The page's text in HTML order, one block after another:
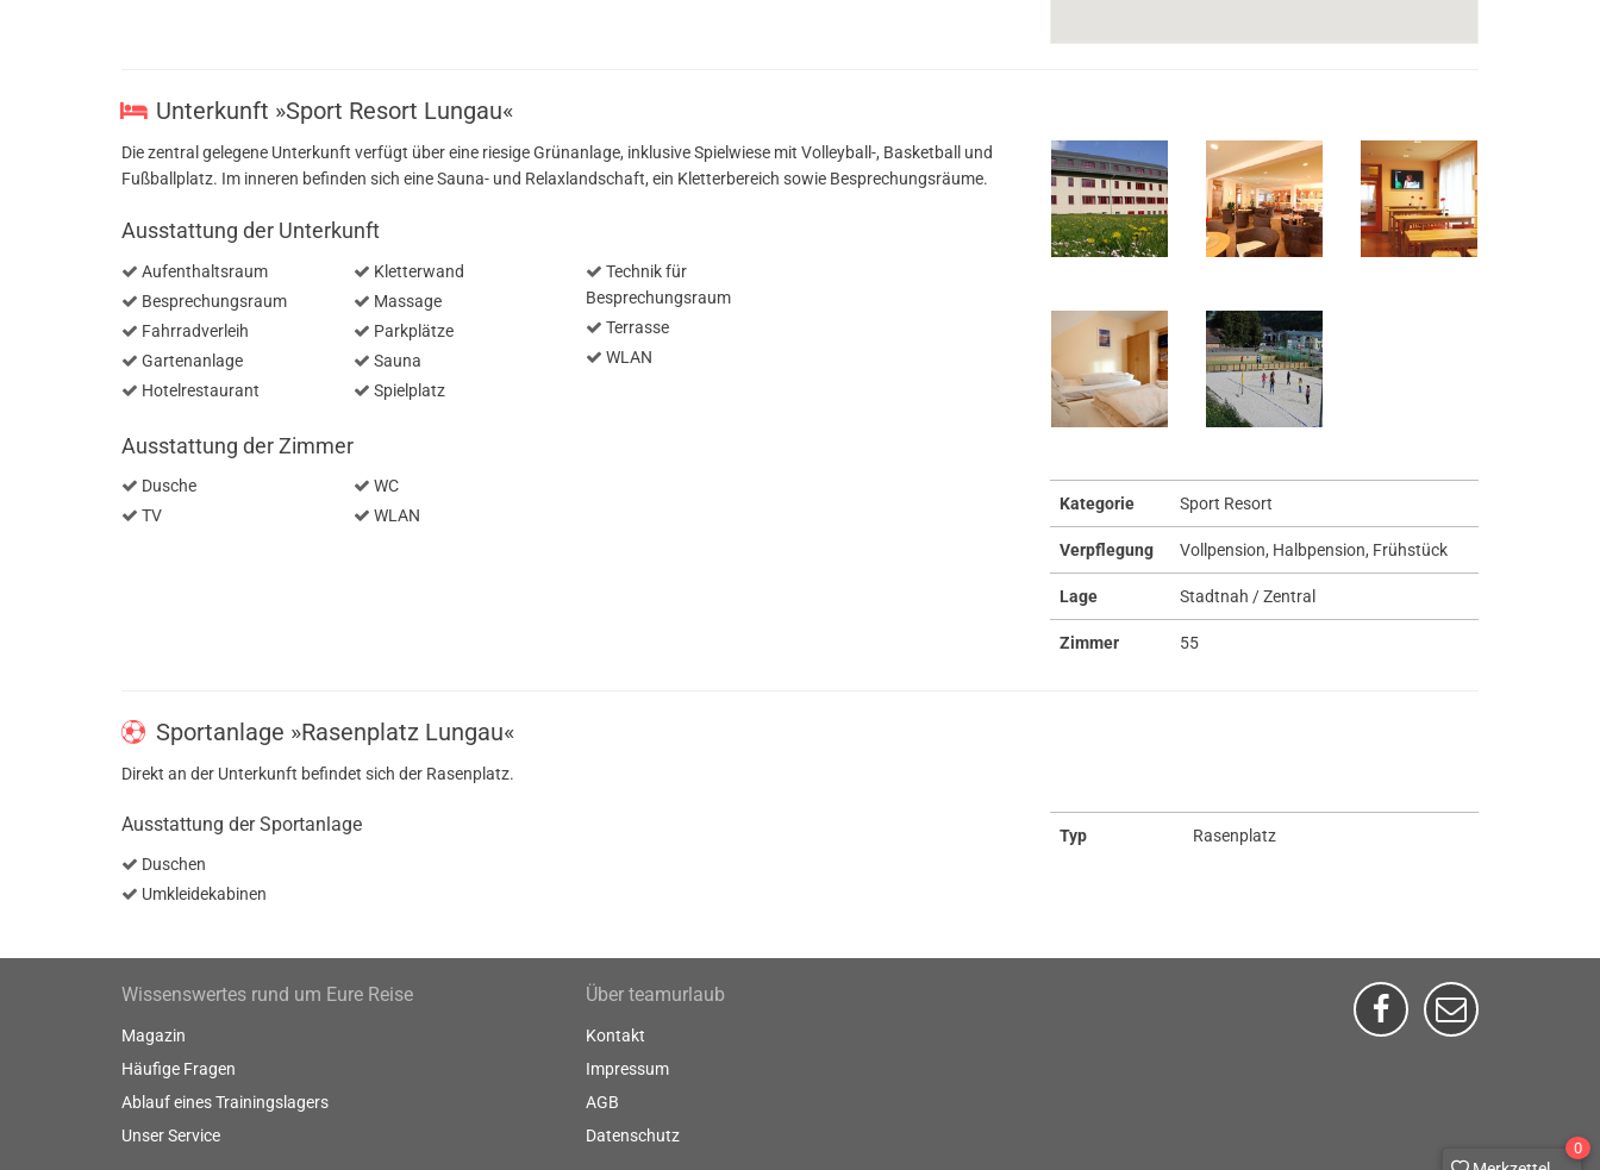
Unterkunft »Sport Resort Lungau«
Die zentral gelegene Unterkunft verfügt über eine riesige Grünanlage, inklusive Spielwiese mit Volleyball-, Basketball und
Fußballplatz. Im inneren befinden sich eine Sauna- und Relaxlandschaft, ein Kletterbereich sowie Besprechungsräume.
Ausstattung der Unterkunft
Aufenthaltsraum
Besprechungsraum
Fahrradverleih
Gartenanlage
Hotelrestaurant
Kletterwand
Massage
Parkplätze
Sauna
Spielplatz
Technik für
Besprechungsraum
Terrasse
WLAN
Ausstattung der Zimmer
Dusche
TV
WC
WLAN
Kategorie Sport Resort
Verpflegung Vollpension, Halbpension, Frühstück
Lage Stadtnah / Zentral
Zimmer 55
Sportanlage »Rasenplatz Lungau«
Direkt an der Unterkunft befindet sich der Rasenplatz.
Ausstattung der Sportanlage
Duschen
Umkleidekabinen
Typ Rasenplatz
Wissenswertes rund um Eure Reise
Magazin
Häufige Fragen
Ablauf eines Trainingslagers
Unser Service
Über teamurlaub
Kontakt
Impressum
AGB
Datenschutz
0